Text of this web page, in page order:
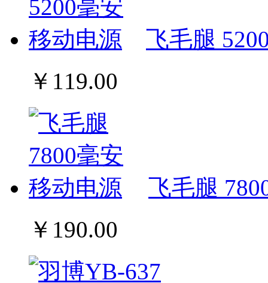
飞毛腿
￥119.00
飞毛腿
￥190.00